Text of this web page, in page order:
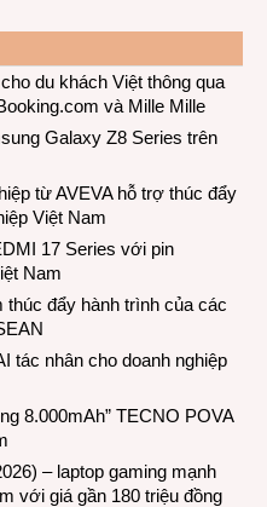
du khách Việt thông qua
và Mille Mille
Galaxy Z8 Series trên
từ AVEVA hỗ trợ thúc đẩy
Việt Nam
17 Series với pin
Nam
thúc đẩy hành trình của các
tác nhân cho doanh nghiệp
8.000mAh” TECNO POVA
– laptop gaming mạnh
với giá gần 180 triệu đồng